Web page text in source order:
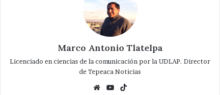
Marco Antonio Tlatelpa
Licenciado en ciencias de la comunicación por la UDLAP. Director
de Tepeaca Noticias
WebsiteYouTube